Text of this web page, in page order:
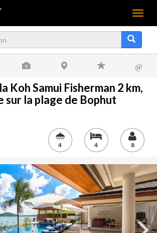
Menu
@
Koh Samui Fisherman 2 km,
sur la plage de Bophut
4 4 8